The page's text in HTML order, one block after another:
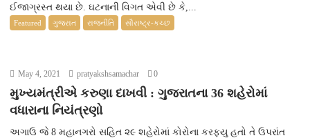
ઈજાગ્રસ્ત થયા છે. ઘટનાની વિગત એવી છે કે,...
Featured ગુજરાત રાજનીતિ સૌરાષ્ટ્ર-કચ્છ
May 4, 2021 pratyakshsamachar 0
મુખ્યમંત્રીએ કરુણા દાખવી : ગુજરાતના 36 શહેરોમાં
વધારાના નિયંત્રણો
અગાઉ જે 8 મહાનગરો સહિત ૨૯ શહેરોમાં કોરોના કરફ્યુ હતો તે ઉપરાંત